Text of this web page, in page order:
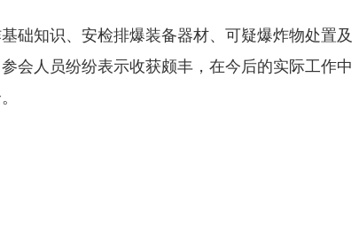
础知识、安检排爆装备器材、可疑爆炸物处置及
会人员纷纷表示收获颇丰，在今后的实际工作中